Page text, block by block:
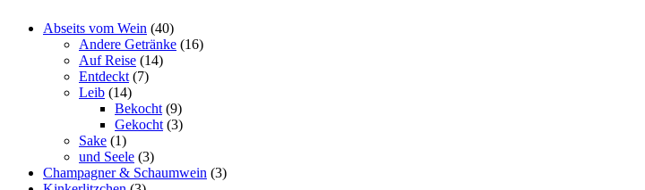
anzeigen
YouTube
anzeigen
Abseits vom Wein (40)
Andere Getränke (16)
Auf Reise (14)
Entdeckt (7)
Leib (14)
Bekocht (9)
Gekocht (3)
Sake (1)
und Seele (3)
Champagner & Schaumwein (3)